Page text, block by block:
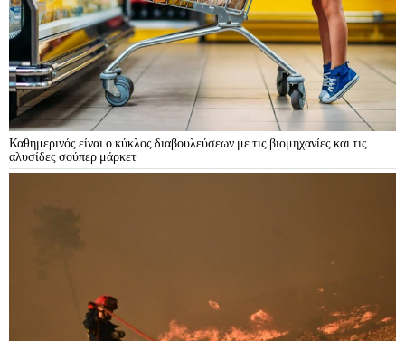
Καθημερινός είναι ο κύκλος διαβουλεύσεων με τις βιομηχανίες και τις
αλυσίδες σούπερ μάρκετ